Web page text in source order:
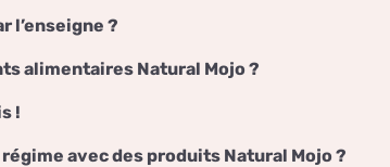
l’enseigne ?
alimentaires Natural Mojo ?
!
avec des produits Natural Mojo ?